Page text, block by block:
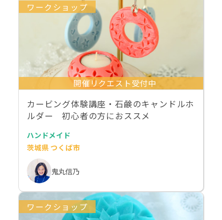
ワークショップ
開催リクエスト受付中
カービング体験講座・石鹸のキャンドルホ
ルダー 初心者の方におススメ
ハンドメイド
茨城県 つくば市
鬼丸信乃
ワークショップ